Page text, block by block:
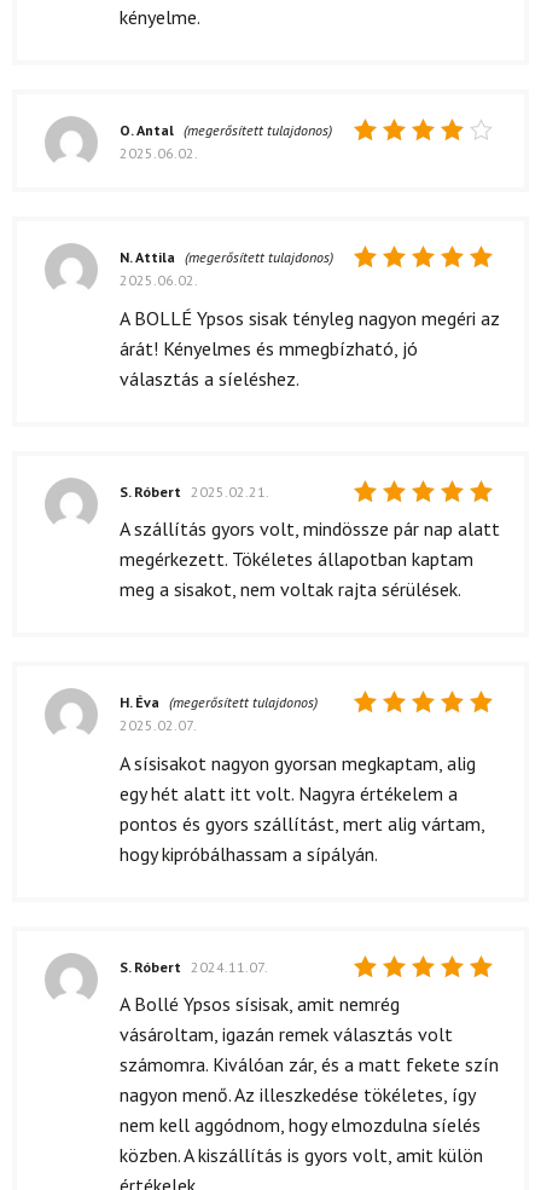
kényelme.
O. Antal (megerősített tulajdonos)
2025.06.02.
5/ 5
N. Attila (megerősített tulajdonos)
2025.06.02.
A BOLLÉ Ypsos sisak tényleg nagyon megéri az
árát! Kényelmes és mmegbízható, jó
választás a síeléshez.
Értékelés:
/ 5
S. Róbert 2025.02.21.
A szállítás gyors volt, mindössze pár nap alatt
megérkezett. Tökéletes állapotban kaptam
meg a sisakot, nem voltak rajta sérülések.
5/ 5
H. Éva (megerősített tulajdonos)
2025.02.07.
A sísisakot nagyon gyorsan megkaptam, alig
egy hét alatt itt volt. Nagyra értékelem a
pontos és gyors szállítást, mert alig vártam,
hogy kipróbálhassam a sípályán.
Értékelés:
/ 5
S. Róbert 2024.11.07.
A Bollé Ypsos sísisak, amit nemrég
vásároltam, igazán remek választás volt
számomra. Kiválóan zár, és a matt fekete szín
nagyon menő. Az illeszkedése tökéletes, így
nem kell aggódnom, hogy elmozdulna síelés
közben. A kiszállítás is gyors volt, amit külön